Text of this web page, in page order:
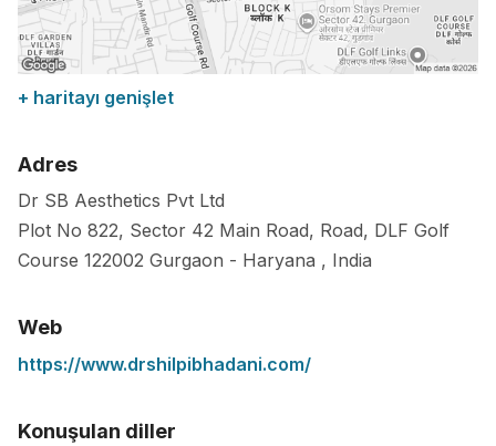
+ haritayı genişlet
Adres
Dr SB Aesthetics Pvt Ltd
Plot No 822, Sector 42 Main Road, Road, DLF Golf
Course 122002 Gurgaon - Haryana , India
Web
https://www.drshilpibhadani.com/
Konuşulan diller